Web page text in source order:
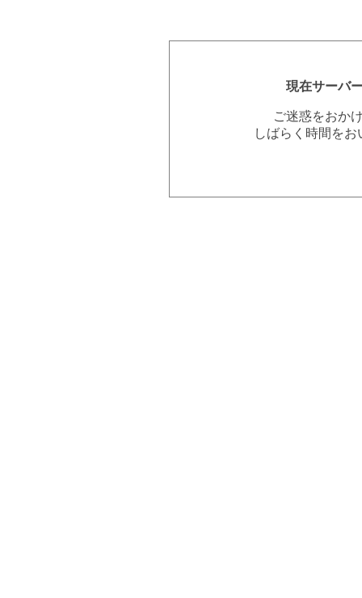
現在サーバ
ご迷惑をおか
しばらく時間を